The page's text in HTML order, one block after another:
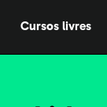
Cursos livres